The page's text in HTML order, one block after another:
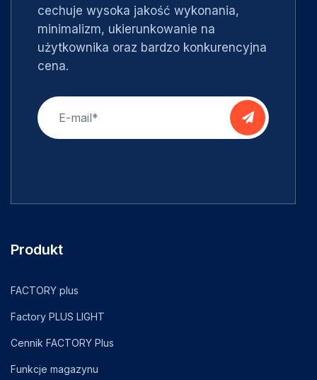
cechuje wysoka jakość wykonania,
minimalizm, ukierunkowanie na
użytkownika oraz bardzo konkurencyjna
cena.
Produkt
FACTORY plus
Factory PLUS LIGHT
Cennik FACTORY Plus
Funkcje magazynu